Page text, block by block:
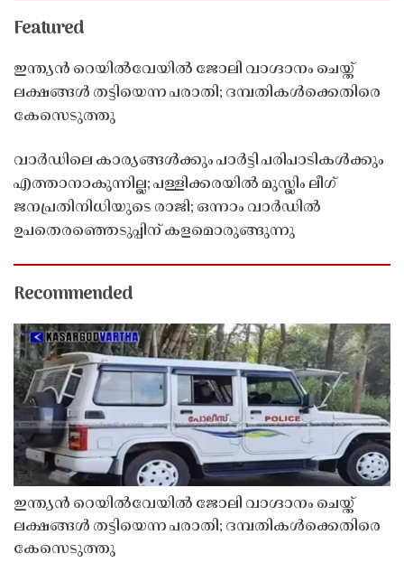
Featured
ഇന്ത്യൻ റെയിൽവേയിൽ ജോലി വാഗ്ദാനം ചെയ്ത്
ലക്ഷങ്ങൾ തട്ടിയെന്ന പരാതി; ദമ്പതികൾക്കെതിരെ
കേസെടുത്തു
വാർഡിലെ കാര്യങ്ങൾക്കും പാർട്ടി പരിപാടികൾക്കും
എത്താനാകുന്നില്ല; പള്ളിക്കരയിൽ മുസ്ലിം ലീഗ്
ജനപ്രതിനിധിയുടെ രാജി; ഒന്നാം വാർഡിൽ
ഉപതെരഞ്ഞെടുപ്പിന് കളമൊരുങ്ങുന്നു
Recommended
ഇന്ത്യൻ റെയിൽവേയിൽ ജോലി വാഗ്ദാനം ചെയ്ത്
ലക്ഷങ്ങൾ തട്ടിയെന്ന പരാതി; ദമ്പതികൾക്കെതിരെ
കേസെടുത്തു